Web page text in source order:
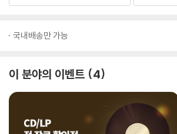
국내배송만 가능
이 분야의 이벤트 4